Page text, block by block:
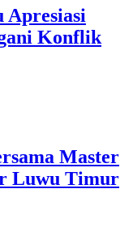
Apresiasi
Konflik
Master
Luwu Timur